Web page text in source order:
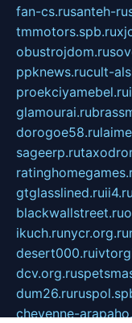
fan-cs.rusanteh-
tmmotors.spb.ru
obustrojdom.ru
ppknews.rucult-
proekciyamebel.ru
glamourai.ru
dorogoe58.ru
sageerp.ru
gtglasslined.ruii4.ru
blackwallstreet.ru
ikuch.runycr.org.ru
desert000.ru
dcv.org.ru
dum26.ru
cheyenne-